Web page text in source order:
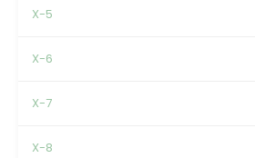
X-5
X-6
X-7
X-8